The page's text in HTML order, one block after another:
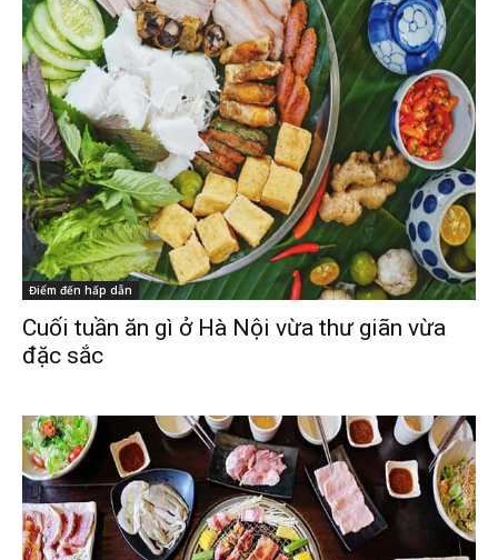
Điểm đến hấp dẫn
Cuối tuần ăn gì ở Hà Nội vừa thư giãn vừa
đặc sắc